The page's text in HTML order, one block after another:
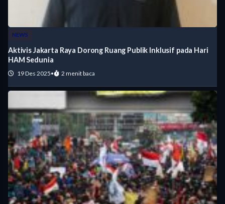
NEWS
Aktivis Jakarta Raya Dorong Ruang Publik Inklusif pada Hari
HAM Sedunia
19 Des 2025• 2 menit baca